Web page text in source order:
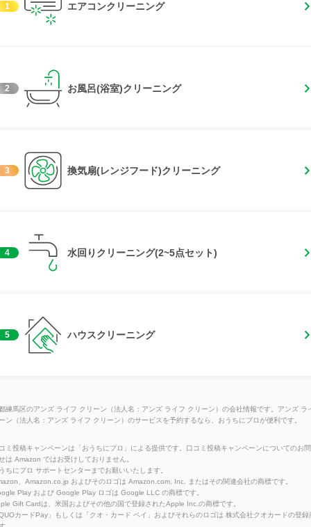
1 エアコンクリーニング
2 お風呂(浴室)クリーニング
3 換気扇(レンジフード)クリーニング
4 水回りクリーニング(2~5点セット)
5 ハウスクリーニング
練馬区のアンズ ライフ クリーン（法人名：アンズ ライフ クリーン）の会社情報です。アンズ ラ
ン（法人名：アンズ ライフ クリーン）のサービスを予約するなら、おうちにプロが便利です。
ミ投稿キャンペーンは「おうちにプロ」による提供です。口コミ投稿キャンペーンについてのお
は Amazon ではお受けしておりません。
ちにプロ サポートセンターまでお願いいたします。
、Amazon.co.jp およびそのロゴは Amazon.com, Inc. またはその関連会社の商標です。
Play および Google Play ロゴは Google LLC の商標です。
Gift Cardは、米国およびその他の国で登録されたApple Inc.の商標です。
カードPay」もしくは「クオ・カード ペイ」およびそれらのロゴは 株式会社クオカードの登録